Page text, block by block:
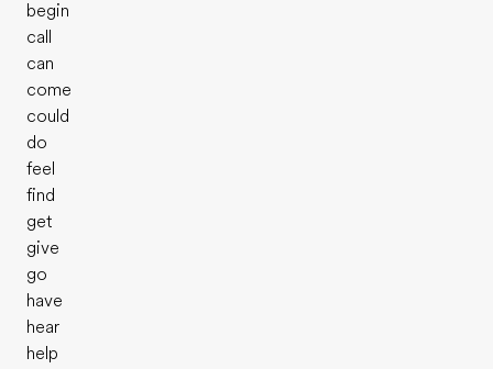
begin
call
can
come
could
do
feel
find
get
give
go
have
hear
help